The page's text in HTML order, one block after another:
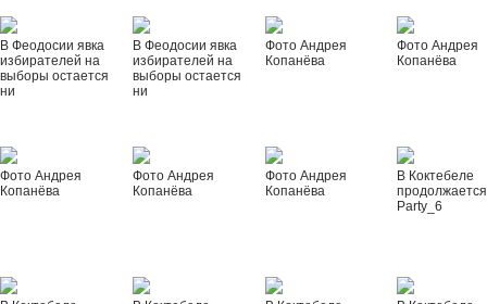
В Феодосии явка
избирателей на
выборы остается
ни
В Феодосии явка
избирателей на
выборы остается
ни
Фото Андрея
Копанёва
Фото Андрея
Копанёва
Фото Андрея
Копанёва
Фото Андрея
Копанёва
Фото Андрея
Копанёва
В Коктебеле
Party_6